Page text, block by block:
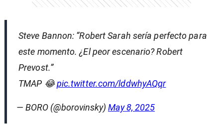
Steve Bannon: “Robert Sarah sería perfecto para
este momento. ¿El peor escenario? Robert
Prevost.”
TMAP 😂pic.twitter.com/lddwhyAQqr
— BORO (@borovinsky) May 8, 2025